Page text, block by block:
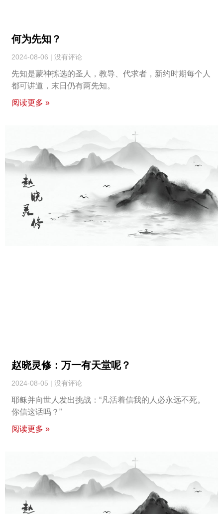
何为先知？
2024-08-06 没有评论
先知是蒙神拣选的圣人，教导、代求者，新约时期每个人
都可讲道，末日仍有两先知。
阅读更多 »
赵晓灵修：万一有天堂呢？
2024-08-05 没有评论
耶稣并向世人发出挑战：“凡活着信我的人必永远不死。
你信这话吗？”
阅读更多 »